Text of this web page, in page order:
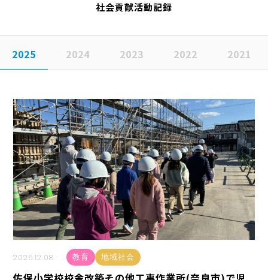
社会貢献活動記録
2025 2024 2023 2022 2021
2025.12.08 教育 地域社会